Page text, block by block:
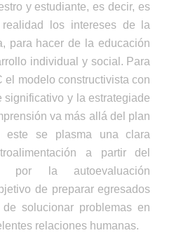
y estudiante, es decir, es
los intereses de la
para hacer de la educación
individual y social. Para
modelo constructivista con
significativo y la estrategiade
va más allá del plan
este se plasma una clara
a partir del
por la autoevaluación
de preparar egresados
solucionar problemas en
relaciones humanas.